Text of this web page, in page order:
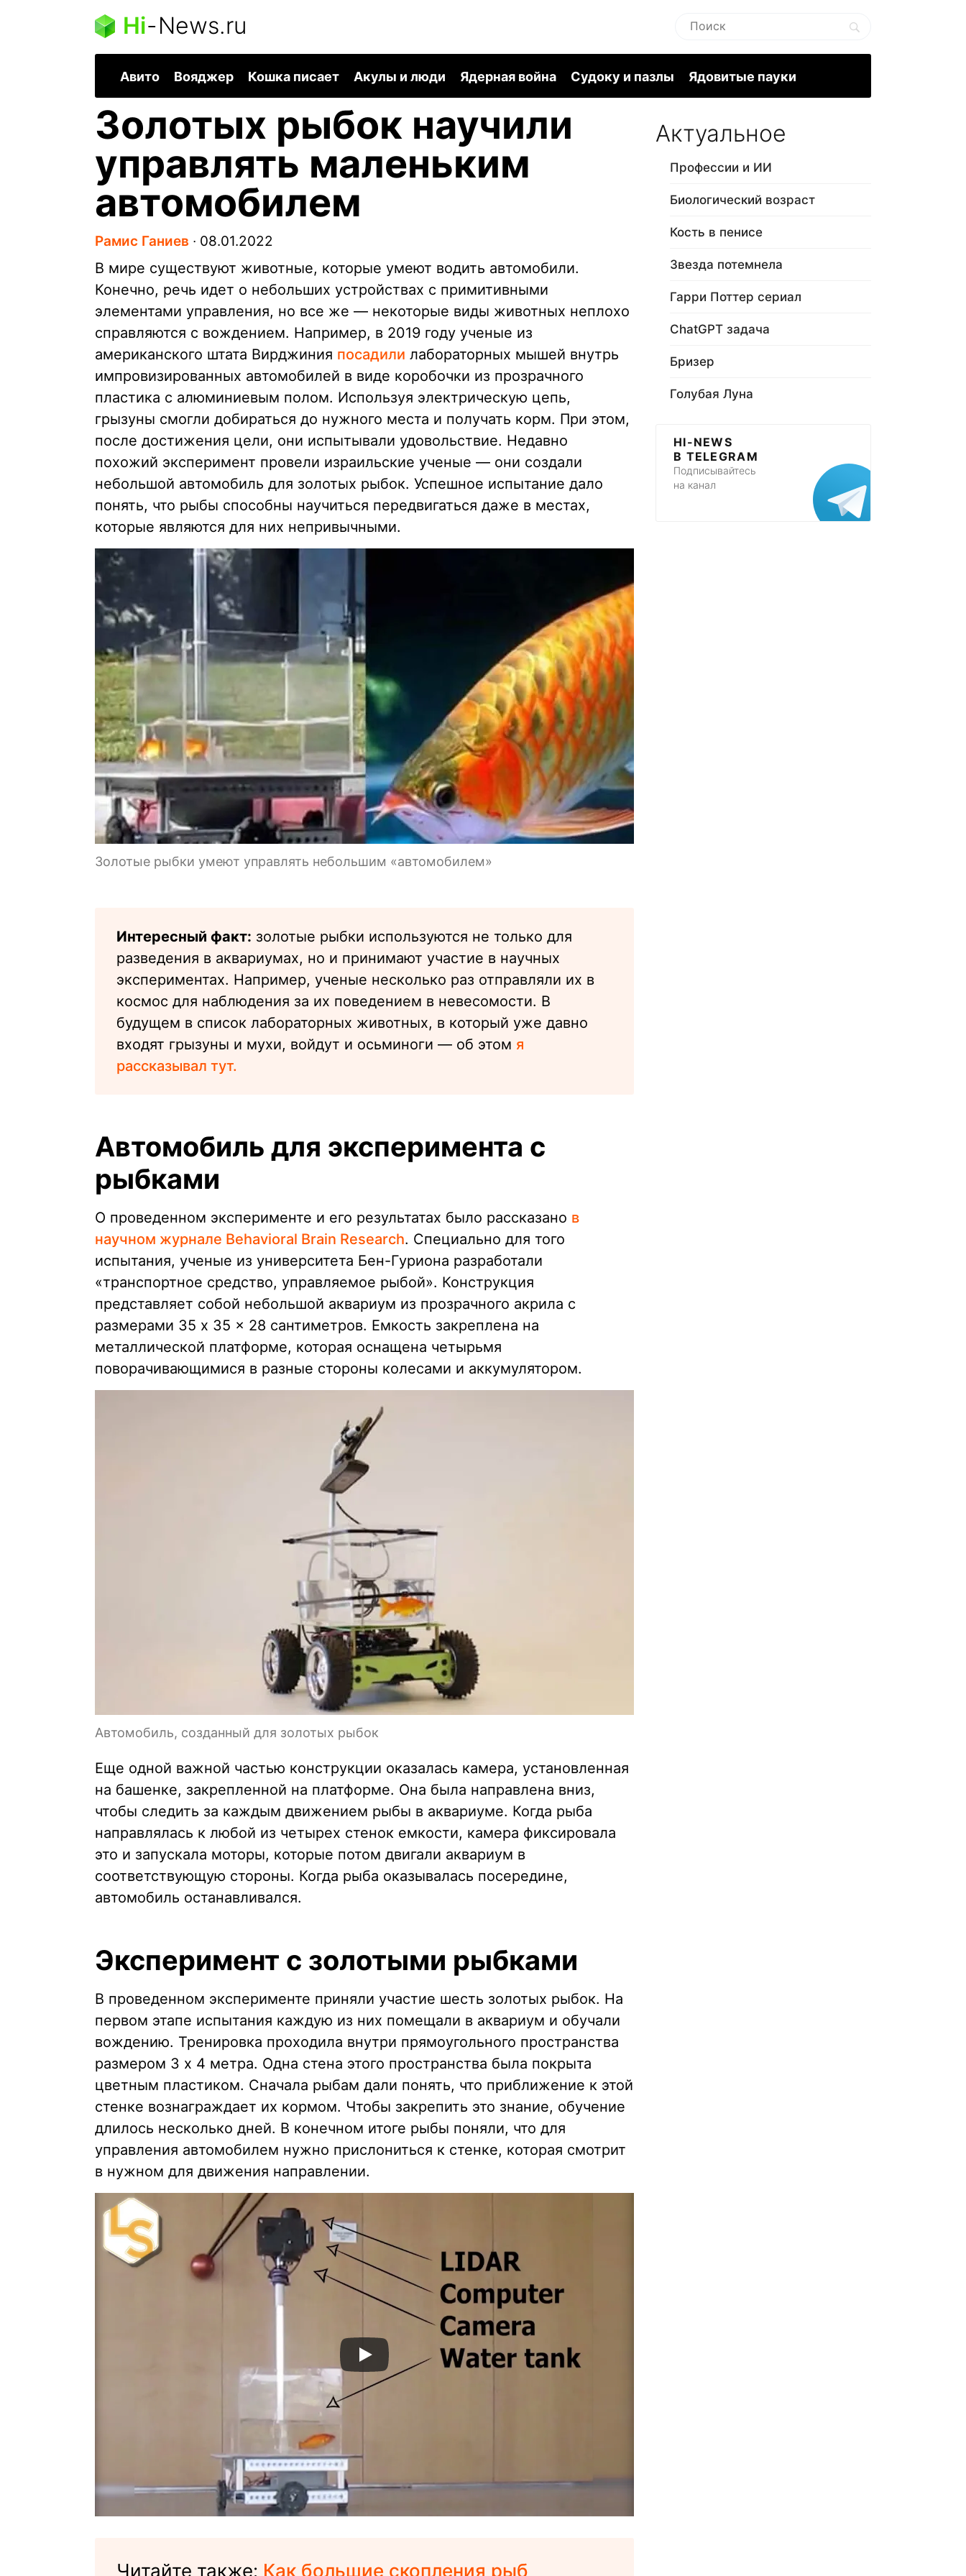
Hi-News.ru
Авито Вояджер Кошка писает Акулы и люди Ядерная война Судоку и пазлы Ядовитые пауки
Золотых рыбок научили
управлять маленьким
автомобилем
Рамис Ганиев ∙ 08.01.2022
В мире существуют животные, которые умеют водить автомобили.
Конечно, речь идет о небольших устройствах с примитивными
элементами управления, но все же — некоторые виды животных неплохо
справляются с вождением. Например, в 2019 году ученые из
американского штата Вирджиния посадили лабораторных мышей внутрь
импровизированных автомобилей в виде коробочки из прозрачного
пластика с алюминиевым полом. Используя электрическую цепь,
грызуны смогли добираться до нужного места и получать корм. При этом,
после достижения цели, они испытывали удовольствие. Недавно
похожий эксперимент провели израильские ученые — они создали
небольшой автомобиль для золотых рыбок. Успешное испытание дало
понять, что рыбы способны научиться передвигаться даже в местах,
которые являются для них непривычными.
Золотые рыбки умеют управлять небольшим «автомобилем»
Интересный факт: золотые рыбки используются не только для
разведения в аквариумах, но и принимают участие в научных
экспериментах. Например, ученые несколько раз отправляли их в
космос для наблюдения за их поведением в невесомости. В
будущем в список лабораторных животных, в который уже давно
входят грызуны и мухи, войдут и осьминоги — об этом я
рассказывал тут.
Автомобиль для эксперимента с
рыбками
О проведенном эксперименте и его результатах было рассказано в
научном журнале Behavioral Brain Research. Специально для того
испытания, ученые из университета Бен-Гуриона разработали
«транспортное средство, управляемое рыбой». Конструкция
представляет собой небольшой аквариум из прозрачного акрила с
размерами 35 x 35 x 28 сантиметров. Емкость закреплена на
металлической платформе, которая оснащена четырьмя
поворачивающимися в разные стороны колесами и аккумулятором.
Автомобиль, созданный для золотых рыбок
Еще одной важной частью конструкции оказалась камера, установленная
на башенке, закрепленной на платформе. Она была направлена вниз,
чтобы следить за каждым движением рыбы в аквариуме. Когда рыба
направлялась к любой из четырех стенок емкости, камера фиксировала
это и запускала моторы, которые потом двигали аквариум в
соответствующую стороны. Когда рыба оказывалась посередине,
автомобиль останавливался.
Эксперимент с золотыми рыбками
В проведенном эксперименте приняли участие шесть золотых рыбок. На
первом этапе испытания каждую из них помещали в аквариум и обучали
вождению. Тренировка проходила внутри прямоугольного пространства
размером 3 х 4 метра. Одна стена этого пространства была покрыта
цветным пластиком. Сначала рыбам дали понять, что приближение к этой
стенке вознаграждает их кормом. Чтобы закрепить это знание, обучение
длилось несколько дней. В конечном итоге рыбы поняли, что для
управления автомобилем нужно прислониться к стенке, которая смотрит
в нужном для движения направлении.
Читайте также: Как большие скопления рыб
Актуальное
Профессии и ИИ
Биологический возраст
Кость в пенисе
Звезда потемнела
Гарри Поттер сериал
ChatGPT задача
Бризер
Голубая Луна
HI-NEWS
В TELEGRAM
Подписывайтесь
на канал